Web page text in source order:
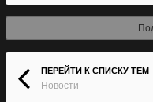
ПЕРЕЙТИ К СПИСКУ ТЕМ
Новости